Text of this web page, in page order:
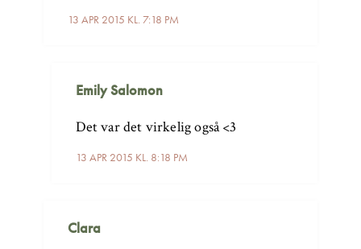
13 APR 2015 KL. 7:18 PM
Emily Salomon
13 APR 2015 KL. 8:18 PM
Det var det virkelig også <3
Clara